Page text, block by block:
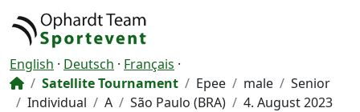
English · Deutsch · Français ·
Satellite Tournament
Epee male
Senior
Individual
A São Paulo (BRA) 4. August 2023